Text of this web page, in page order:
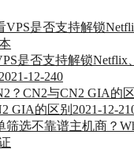
是否支持解锁Netflix
2021-12-240
GIA的区别 2021-12-21